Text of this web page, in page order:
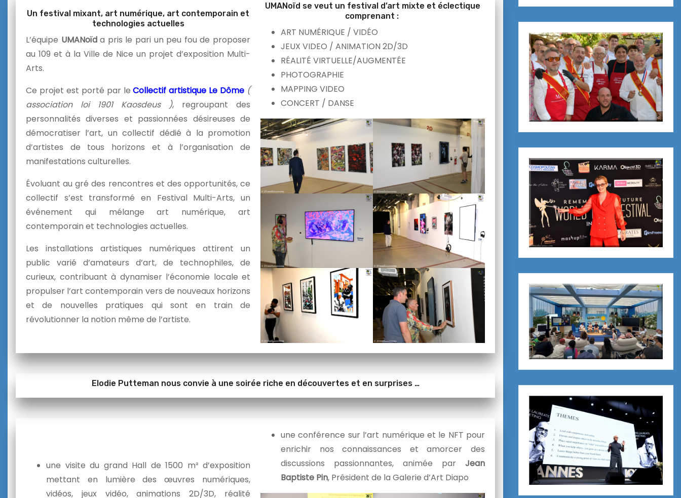
Un festival mixant, art numérique, art contemporain et
technologies actuelles
L’équipe UMANoïda pris le pari un peu fou de proposer
au 109 et à la Ville de Nice un projet d’exposition Multi-
Arts.
Ce projet est porté par leCollectif artistique Le Dôme (
association loi 1901 Kaosdeus ), regroupant des
personnalités diverses et passionnées désireuses de
démocratiser l’art, un collectif dédié à la promotion
d’artistes de tous horizons et à l’organisation de
manifestations culturelles.
Évoluant au gré des rencontres et des opportunités, ce
collectif s’est transformé en Festival Multi-Arts, un
événement qui mélange art numérique, art
contemporain et technologies actuelles.
Les installations artistiques numériques attirent un
public varié d’amateurs d’art, de technophiles, de
curieux, contribuant à dynamiser l’économie locale et
propulser l’art contemporain vers de nouveaux horizons
et de nouvelles pratiques qui sont en train de
révolutionner la notion même de l’artiste.
UMANoïd se veut un festival d’art mixte et éclectique
comprenant :
ART NUMÉRIQUE / VIDÉO
JEUX VIDEO / ANIMATION 2D/3D
RÉALITÉ VIRTUELLE/AUGMENTÉE
PHOTOGRAPHIE
MAPPING VIDEO
CONCERT / DANSE
Elodie Putteman nous convie à une soirée riche en découvertes et en surprises …
une visite du grand Hall de 1500 m² d’exposition
mettant en lumière des œuvres numériques,
vidéos, jeux vidéo, animations 2D/3D, réalité
une conférence sur l’art numérique et le NFT pour
enrichir nos connaissances et amorcer des
discussions passionnantes, animée par Jean
Baptiste Pin, Président de la Galerie d’Art Diapo